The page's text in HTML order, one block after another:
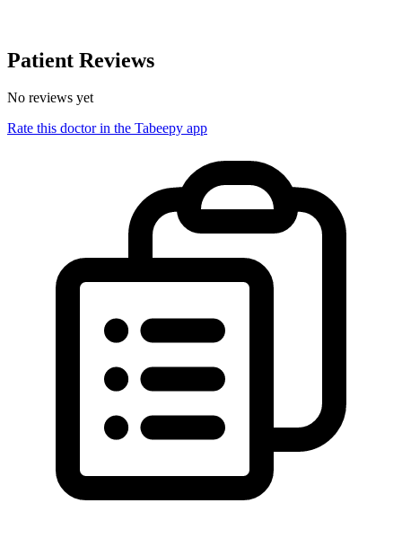
Patient Reviews
No reviews yet
Rate this doctor in the Tabeepy app